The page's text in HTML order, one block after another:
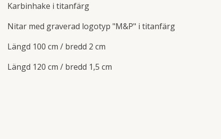
Karbinhake i titanfärg
Nitar med graverad logotyp "M&P" i titanfärg
Längd 100 cm / bredd 2 cm
Längd 120 cm / bredd 1,5 cm